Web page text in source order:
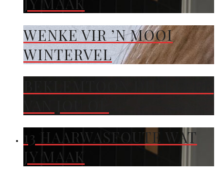
WENKE VIR ’N MOOI
WINTERVEL
13 HAARWASFOUTE WAT
JY MAAK